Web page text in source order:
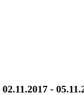
02.11.2017 -